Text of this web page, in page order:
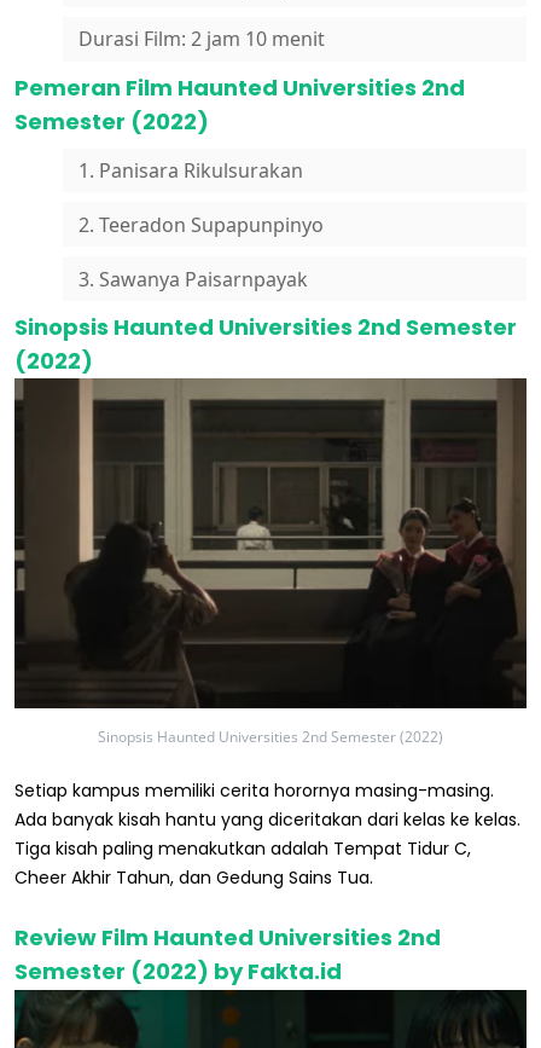
Durasi Film: 2 jam 10 menit
Pemeran Film Haunted Universities 2nd
Semester (2022)
1. Panisara Rikulsurakan
2. Teeradon Supapunpinyo
3. Sawanya Paisarnpayak
Sinopsis Haunted Universities 2nd Semester
(2022)
Sinopsis Haunted Universities 2nd Semester (2022)
Setiap kampus memiliki cerita horornya masing-masing.
Ada banyak kisah hantu yang diceritakan dari kelas ke kelas.
Tiga kisah paling menakutkan adalah Tempat Tidur C,
Cheer Akhir Tahun, dan Gedung Sains Tua.
Review Film Haunted Universities 2nd
Semester (2022) by Fakta.id